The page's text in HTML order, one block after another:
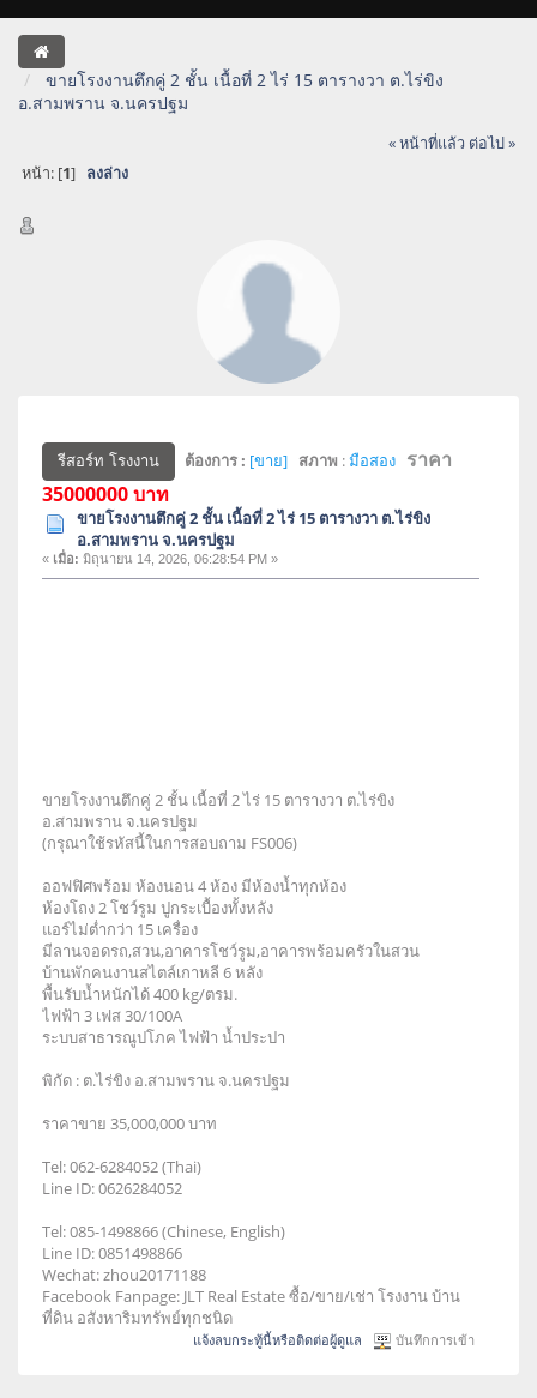
ขายโรงงานตึกคู่ 2 ชั้น เนื้อที่ 2 ไร่ 15 ตารางวา ต.ไร่ขิง
อ.สามพราน จ.นครปฐม
« หน้าที่แล้ว ต่อไป »
หน้า: [1] ลงล่าง
รีสอร์ท โรงงาน ต้องการ : [ขาย] สภาพ :มือสอง ราคา
35000000 บาท
ขายโรงงานตึกคู่ 2 ชั้น เนื้อที่ 2 ไร่ 15 ตารางวา ต.ไร่ขิง
อ.สามพราน จ.นครปฐม
« เมื่อ: มิถุนายน 14, 2026, 06:28:54 PM »
ขายโรงงานตึกคู่ 2 ชั้น เนื้อที่ 2 ไร่ 15 ตารางวา ต.ไร่ขิง
อ.สามพราน จ.นครปฐม
(กรุณาใช้รหัสนี้ในการสอบถาม FS006)
ออฟฟิศพร้อม ห้องนอน 4 ห้อง มีห้องน้ำทุกห้อง
ห้องโถง 2 โชว์รูม ปูกระเบื้องทั้งหลัง
แอร์ไม่ต่ำกว่า 15 เครื่อง
มีลานจอดรถ,สวน,อาคารโชว์รูม,อาคารพร้อมครัวในสวน
บ้านพักคนงานสไตล์เกาหลี 6 หลัง
พื้นรับน้ำหนักได้ 400 kg/ตรม.
ไฟฟ้า 3 เฟส 30/100A
ระบบสาธารณูปโภค ไฟฟ้า น้ำประปา
พิกัด : ต.ไร่ขิง อ.สามพราน จ.นครปฐม
ราคาขาย 35,000,000 บาท
Tel: 062-6284052 (Thai)
Line ID: 0626284052
Tel: 085-1498866 (Chinese, English)
Line ID: 0851498866
Wechat: zhou20171188
Facebook Fanpage: JLT Real Estate ซื้อ/ขาย/เช่า โรงงาน บ้าน
ที่ดิน อสังหาริมทรัพย์ทุกชนิด
แจ้งลบกระทู้นี้หรือติดต่อผู้ดูแล บันทึกการเข้า